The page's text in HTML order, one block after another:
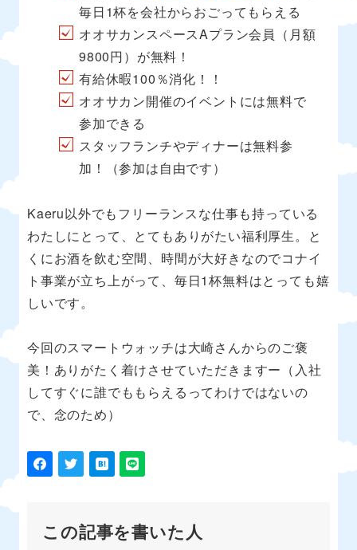
毎日1杯を会社からおごってもらえる
オオサカンスペースAプラン会員（月額
9800円）が無料！
有給休暇100％消化！！
オオサカン開催のイベントには無料で
参加できる
スタッフランチやディナーは無料参
加！（参加は自由です）
Kaeru以外でもフリーランスな仕事も持っている
わたしにとって、とてもありがたい福利厚生。と
くにお酒を飲む空間、時間が大好きなのでコナイ
ト事業が立ち上がって、毎日1杯無料はとっても嬉
しいです。
今回のスマートウォッチは大崎さんからのご褒
美！ありがたく着けさせていただきますー（入社
してすぐに誰でももらえるってわけではないの
で、念のため）
この記事を書いた人